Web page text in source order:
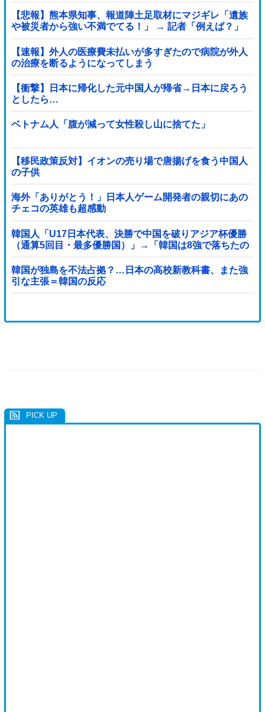
【悲報】熊本県知事、報道陣土足取材にマジギレ「遺族
や被災者から強い不満でてる！」 → 記者「例えば？」
→ 知事、怒り通り越して呆れてしまう …...
【速報】外人の医療費未払いが多すぎたので病院が外人
の治療を断るようになってしまう
【衝撃】日本に帰化した元中国人が帰省→日本に戻ろう
としたら…
ベトナム人「腹が減って女性殺し山に捨てた」
【移民政策反対】イオンの売り場で唐揚げを食う中国人
の子供
海外「ありがとう！」日本人ゲーム開発者の親切にあの
チェコの英雄も超感動
韓国人「U17日本代表、決勝で中国を破りアジア杯優勝
（通算5回目・最多優勝国）」→「韓国は8強で落ちたの
に・・・もう越えられない壁になってしまったね」「韓
国は監督の問題が大きい」「日本はもうどんなに精神勝
利したところで超えられない壁である」
韓国が独島を不法占拠？…日本の高校新教科書、また強
引な主張＝韓国の反応